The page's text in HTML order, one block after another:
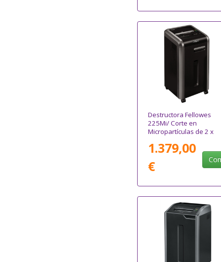
Destructora Fellowes
225Mi/ Corte en
Micropartículas de 2 x
1.379,00
€